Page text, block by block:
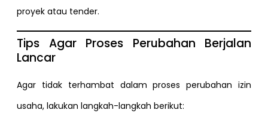
proyek atau tender.
Tips Agar Proses Perubahan Berjalan
Lancar
Agar tidak terhambat dalam proses perubahan izin
usaha, lakukan langkah-langkah berikut: